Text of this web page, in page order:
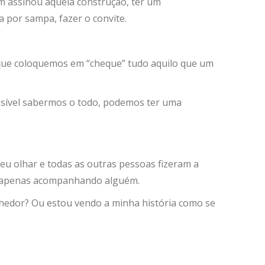
por sampa, fazer o convite.
coloquemos em “cheque” tudo aquilo que um
sabermos o todo, podemos ter uma
olhar e todas as outras pessoas fizeram a
acompanhando alguém.
Ou estou vendo a minha história como se